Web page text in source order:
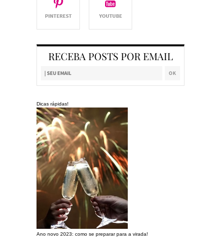
RECEBA POSTS POR EMAIL
Dicas rápidas!
Ano novo 2023: como se preparar para a virada!